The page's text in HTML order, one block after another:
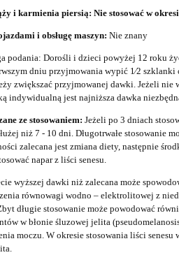
i karmienia piersią: Nie stosować w
i obsługę maszyn: Nie znany
podania: Dorośli i dzieci powyżej 12 roku
dniu przyjmowania wypić 1⁄2
zwiększać przyjmowanej dawki. Jeżeli nie
indywidualną jest najniższa dawka
ze stosowaniem: Jeżeli po 3 dniach
niż 7 -­ 10 dni. Długotrwałe
zalecana jest zmiana diety, następnie
napar z liści senesu.
wyższej dawki niż zalecana może
równowagi wodno – elektrolitowej z
długie stosowanie może powodować
w błonie śluzowej jelita
moczu. W okresie stosowania liści